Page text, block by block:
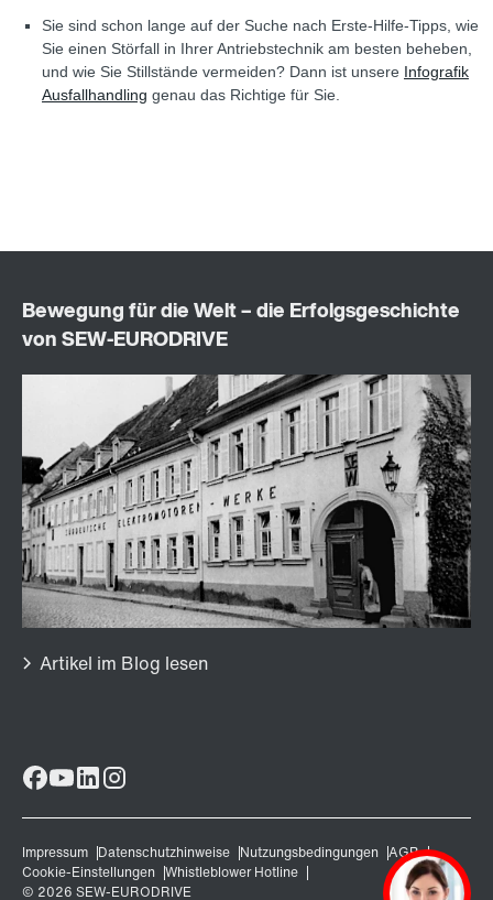
Sie sind schon lange auf der Suche nach Erste-Hilfe-Tipps, wie
Sie einen Störfall in Ihrer Antriebstechnik am besten beheben,
und wie Sie Stillstände vermeiden? Dann ist unsere Infografik
Ausfallhandling genau das Richtige für Sie.